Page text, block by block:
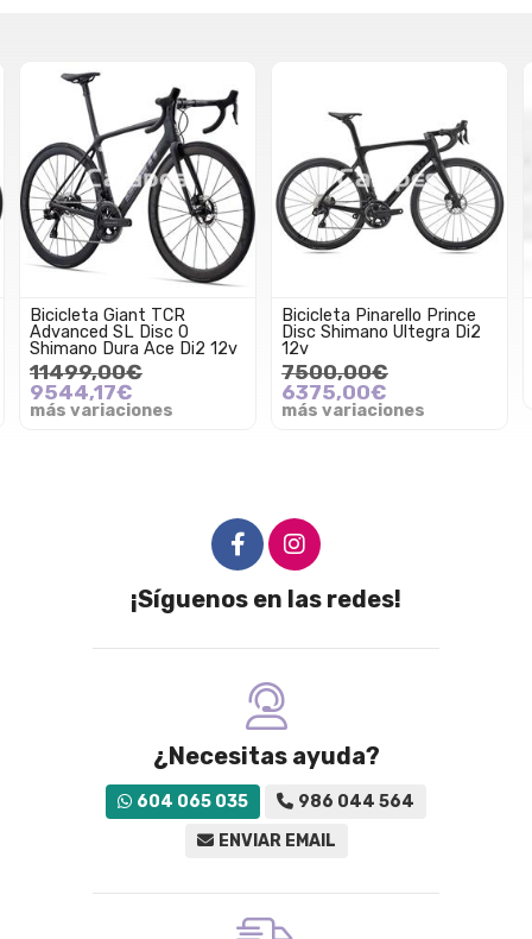
Bicicleta Giant TCR
Advanced SL Disc 0
Shimano Dura Ace Di2 12v
11499,00€
9544,17€
más variaciones
Bicicleta Pinarello Prince
Disc Shimano Ultegra Di2
12v
7500,00€
6375,00€
más variaciones
¡Síguenos en las redes!
¿Necesitas ayuda?
604 065 035
986 044 564
ENVIAR EMAIL